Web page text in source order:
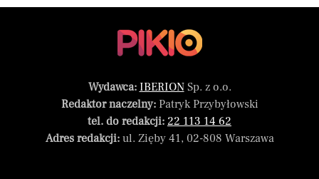
Wydawca: IBERIONSp. z o.o.
Redaktor naczelny:Patryk Przybyłowski
tel. do redakcji: 22 113 14 62
Adres redakcji:ul. Zięby 41, 02-808 Warszawa